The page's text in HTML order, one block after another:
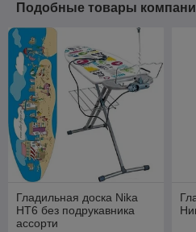
Подобные товары
Гладильная доска Nika
HT6 без подрукавника
ассорти